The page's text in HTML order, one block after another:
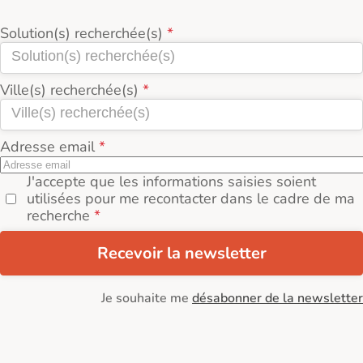
Solution(s) recherchée(s)
Ville(s) recherchée(s)
Adresse email
J'accepte que les informations saisies soient
utilisées pour me recontacter dans le cadre de ma
recherche
Recevoir la newsletter
Je souhaite me désabonner de la newsletter